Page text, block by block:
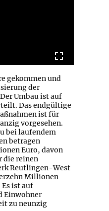
gekommen und
der
Umbau ist auf
Das endgültige
ist für
vorgesehen.
bei laufendem
betragen
Euro, davon
die reinen
Reutlingen-West
Millionen
ist auf
Einwohner
zu neunzig